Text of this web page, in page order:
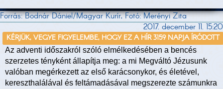
Forrás: Bodnár Dániel/Magyar Kurír, Fotó: Merényi Zita
2017. december 11. 15:20
KÉRJÜK, VEGYE FIGYELEMBE, HOGY EZ A HÍR 3159 NAPJA ÍRÓDOTT
Az adventi időszakról szóló elmélkedésében a bencés
szerzetes tényként állapítja meg: a mi Megváltó Jézusunk
valóban megérkezett az első karácsonykor, és életével,
kereszthalálával és feltámadásával megszerezte számunkra